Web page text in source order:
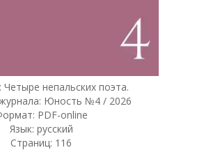
непальских поэта.
Юность №4 / 2026
PDF-online
Язык: русский
Страниц: 116